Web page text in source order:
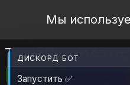
Open
Мы
TerraPumps rus
🎮RimWorld 📦230.4 KB
ДИСКОРД БОТ
Запустить ✅